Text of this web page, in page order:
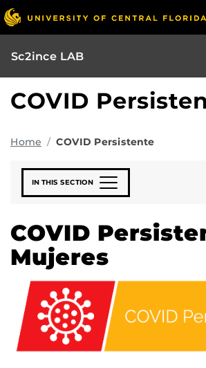
Sc2ince LAB
COVID
Home COVID Persistente
IN THIS SECTION
COVID
Mujeres